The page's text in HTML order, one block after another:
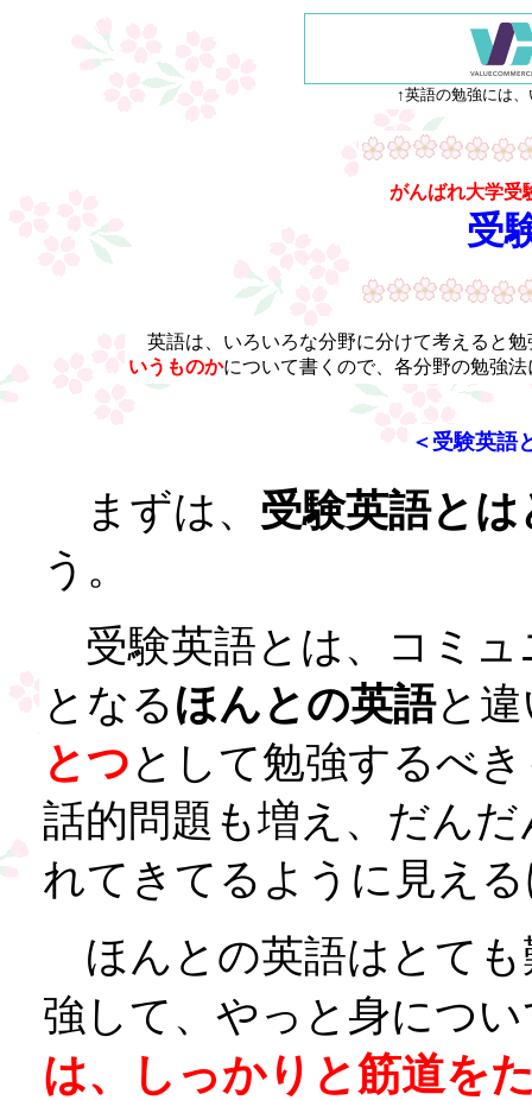
↑英語の勉強には
がんばれ大学受
受
英語は、いろいろな分野に分けて考えると
いうものかについて書くので、各分野の勉強
＜受験英語
まずは、 受験英語と
う。
受験英語とは、コミュ
となるほんとの英語と
とつ として勉強するべ
話的問題も増え、だん
れてきてるように見え
ほんとの英語はとても
強して、やっと身につ
は、しっかりと筋道を